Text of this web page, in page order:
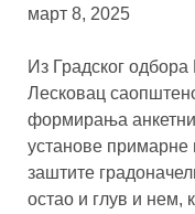
март 8, 2025
Из Градског
Лесковац
формирања
установе примарне
заштите
остао и глув и нем,